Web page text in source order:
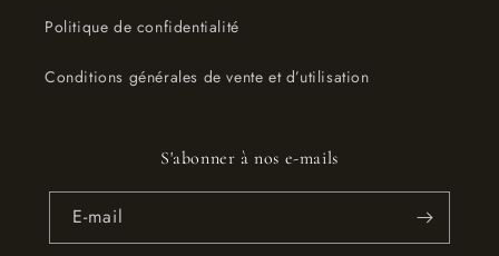
Politique de confidentialité
Conditions générales de vente et d’utilisation
S'abonner à nos e-mails
E-mail